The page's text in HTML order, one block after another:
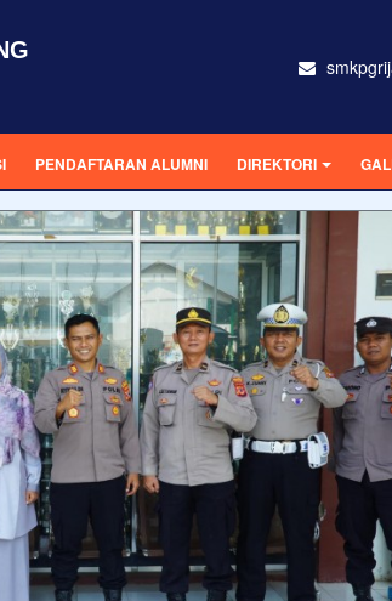
PENDAFTARAN ALUMNI DIREKTORI